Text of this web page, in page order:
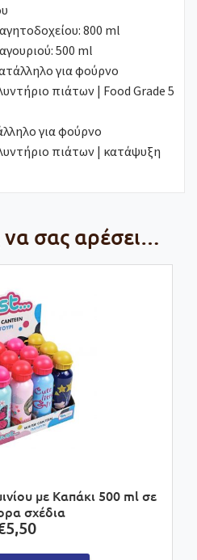
800 ml
500 ml
για φούρνο
πιάτων | Food Grade 5
για φούρνο
πιάτων | κατάψυξη
να σας αρέσει…
με Καπάκι 500 ml σε
σχέδια
5,50